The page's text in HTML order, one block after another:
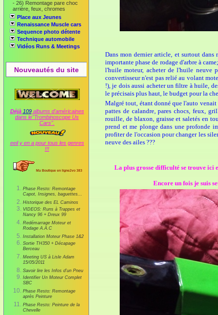
- 26) Remontage pare choc
arrière, feux, chromes
Place aux Jeunes
Renaissance Muscle cars
Sequence photo détente
Technique automobile
Vidéos Runs & Meetings
Nouveautés du site
Déjà 109albums d'américaines
dans le"Trombinoscope Us
Cars".
eeil y en a pour tous les genres
!!!
Ma Boutique en ligne2vo 383
Phase Resto: Remontage
Capot, Insignes, baguettes...
Historique des EL Caminos
VIDEOS: Runs à Trappes et
Nancy 96 + Dreux 99
Redémarrage Moteur et
Rodage A.A.C
Installation Moteur Phase 1&2
Sortie TH350 + Décapage
Berceau
Meeting US à Lisle Adam
15/05/2011
Savoir lire les Infos d'un Pneu
Identifier Un Moteur Complet
SBC
Phase Resto: Remontage
après Peinture
Phase Resto: Peinture de la
Chevelle
Dans mon dernier article, et surtout
importante phase de rodage d'arbre à
l'huile moteur, acheter de l'huile neuve
convertisseur n'est pas relié au volant
!), je dois aussi acheter un filtre à huile,
le précisais plus haut, le budget pour la
Malgré tout, étant donné que l'auto
pattes de calandre, pares chocs, feux,
rouille, de blaxon, graisse et saletés en
prend et me plonge dans une profonde
profiter de l'occasion pour changer les
neuve des ailes ???
La plus grosse difficulté se trouve ici
Encore un fois je suis